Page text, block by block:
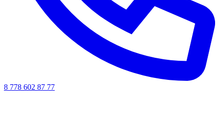
8 ‪778 602 87 77